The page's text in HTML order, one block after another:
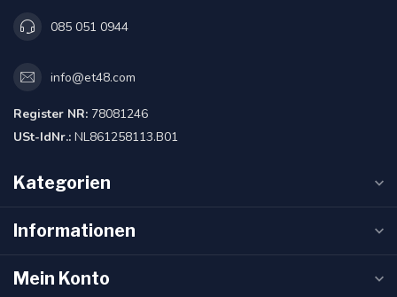
085 051 0944
info@et48.com
Register NR: 78081246
USt-IdNr.: NL861258113.B01
Kategorien
Informationen
Mein Konto